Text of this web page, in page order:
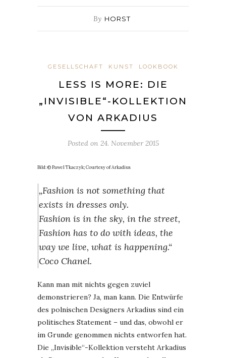
By HORST
GESELLSCHAFT KUNST LOOKBOOK
LESS IS MORE: DIE
„INVISIBLE“-KOLLEKTION
VON ARKADIUS
Posted on 24. November 2015
Bild: © Pawel Tkaczyk; Courtesy of Arkadius
„Fashion is not something that
exists in dresses only.
Fashion is in the sky, in the street,
Fashion has to do with ideas, the
way we live, what is happening.“
Coco Chanel.
Kann man mit nichts gegen zuviel
demonstrieren? Ja, man kann. Die Entwürfe
des polnischen Designers Arkadius sind ein
politisches Statement – und das, obwohl er
im Grunde genommen nichts entworfen hat.
Die „Invisible“-Kollektion versteht Arkadius